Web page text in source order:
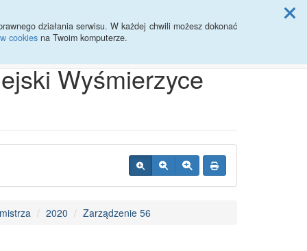
działania serwisu. W każdej chwili możesz dokonać
cookies na Twoim komputerze.
Przycisk wyszukaj duży
Wyśmierzyce
2020 Zarządzenie 56